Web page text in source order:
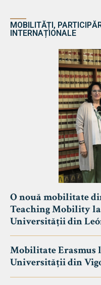
MOBILITĂȚI,
INTERNAȚIONALE
O nouă mobilitate
Teaching Mobility
Universității din
Mobilitate Erasmus
Universității din